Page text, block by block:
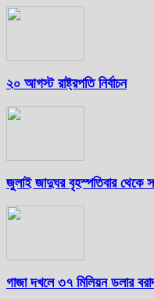
২০ আগস্ট রাষ্ট্রপতি নির্বাচন
জুলাই জাদুঘর বৃহস্পতিবার থেকে
গাজা দখলে ৩৭ মিলিয়ন ডলার